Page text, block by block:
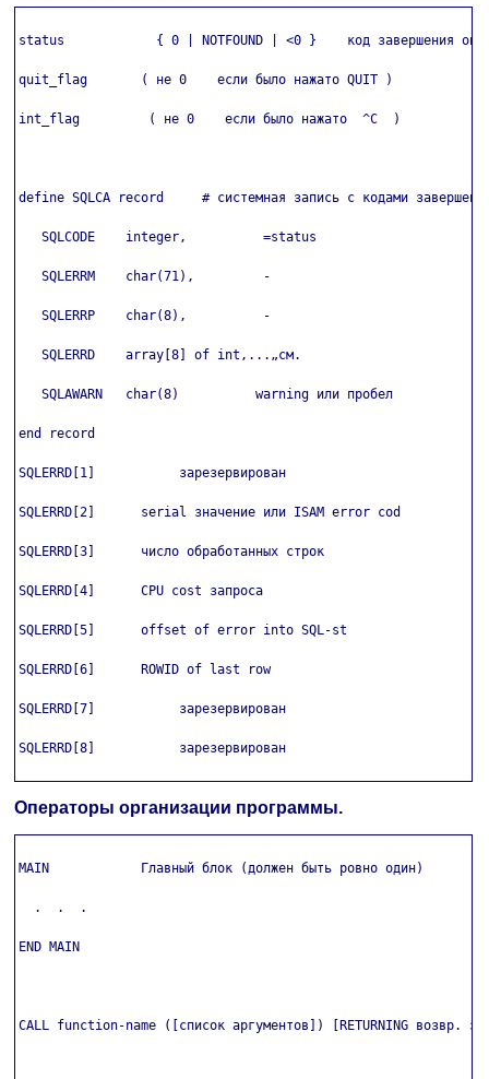
status            { 0 | NOTFOUND | <0 }    код завершения
quit_flag       ( не 0    если было нажато QUIT )
int_flag         ( не 0    если было нажато  ^C  )
define SQLCA record     # системная запись с кодами
   SQLCODE    integer,          =status
   SQLERRM    char(71),         ­-
   SQLERRP    char(8),          ­-
   SQLERRD    array[8] of int,...„см.
   SQLAWARN   char(8)          warning или пробел
end record
SQLERRD[1]           зарезервирован
SQLERRD[2]      serial значение или ISAM error cod
SQLERRD[3]      число обработанных строк
SQLERRD[4]      CPU cost запроса
SQLERRD[5]      offset of error into SQL-st
SQLERRD[6]      ROWID of last row
SQLERRD[7]           зарезервирован
SQLERRD[8]           зарезервирован
Операторы организации программы.
MAIN            Главный блок (должен быть ровно один)
  .  .  .
END MAIN
CALL function-name ([список аргументов]) [RETURNING возвр.